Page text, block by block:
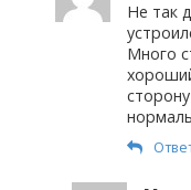
Не так
Много